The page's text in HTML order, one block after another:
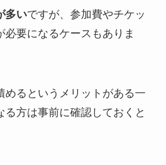
多いですが、参加費やチケッ
必要になるケースもありま
めるというメリットがある一
る方は事前に確認しておくと